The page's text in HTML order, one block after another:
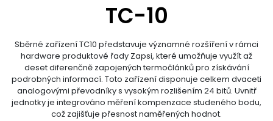
TC-10
Sběrné zařízení TC10 představuje významné rozšíření v rámci
hardware produktové řady Zapsi, které umožňuje využít až
deset diferenčně zapojených termočlánků pro získávání
podrobných informací. Toto zařízení disponuje celkem dvaceti
analogovými převodníky s vysokým rozlišením 24 bitů. Uvnitř
jednotky je integrováno měření kompenzace studeného bodu,
což zajišťuje přesnost naměřených hodnot.